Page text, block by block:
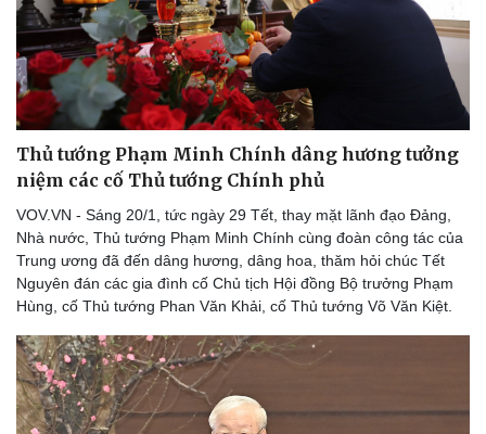
Thủ tướng Phạm Minh Chính dâng hương tưởng
niệm các cố Thủ tướng Chính phủ
VOV.VN - Sáng 20/1, tức ngày 29 Tết, thay mặt lãnh đạo Đảng,
Nhà nước, Thủ tướng Phạm Minh Chính cùng đoàn công tác của
Trung ương đã đến dâng hương, dâng hoa, thăm hỏi chúc Tết
Nguyên đán các gia đình cố Chủ tịch Hội đồng Bộ trưởng Phạm
Hùng, cố Thủ tướng Phan Văn Khải, cố Thủ tướng Võ Văn Kiệt.